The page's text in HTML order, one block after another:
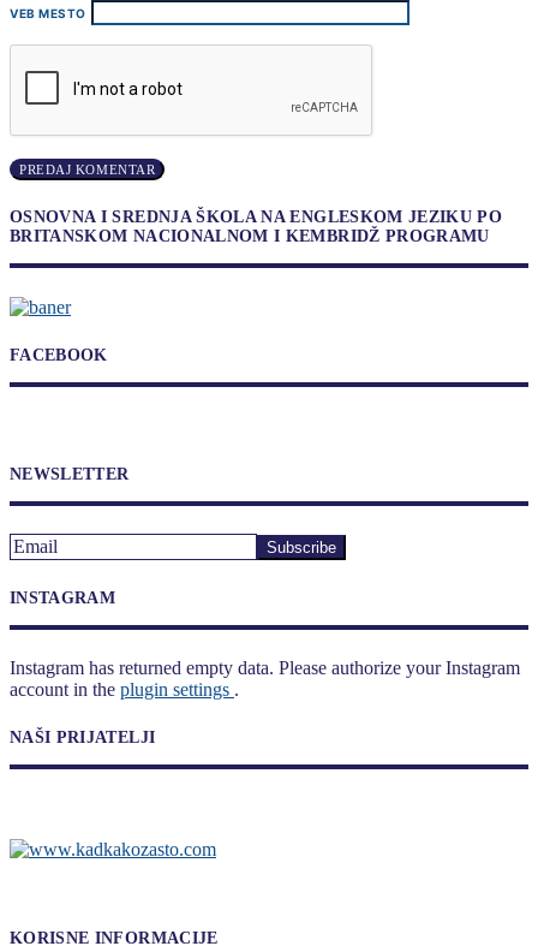
VEB MESTO
OSNOVNA I SREDNJA ŠKOLA NA ENGLESKOM JEZIKU PO
BRITANSKOM NACIONALNOM I KEMBRIDŽ PROGRAMU
FACEBOOK
NEWSLETTER
INSTAGRAM
Instagram has returned empty data. Please authorize your Instagram
account in the plugin settings .
NAŠI PRIJATELJI
KORISNE INFORMACIJE